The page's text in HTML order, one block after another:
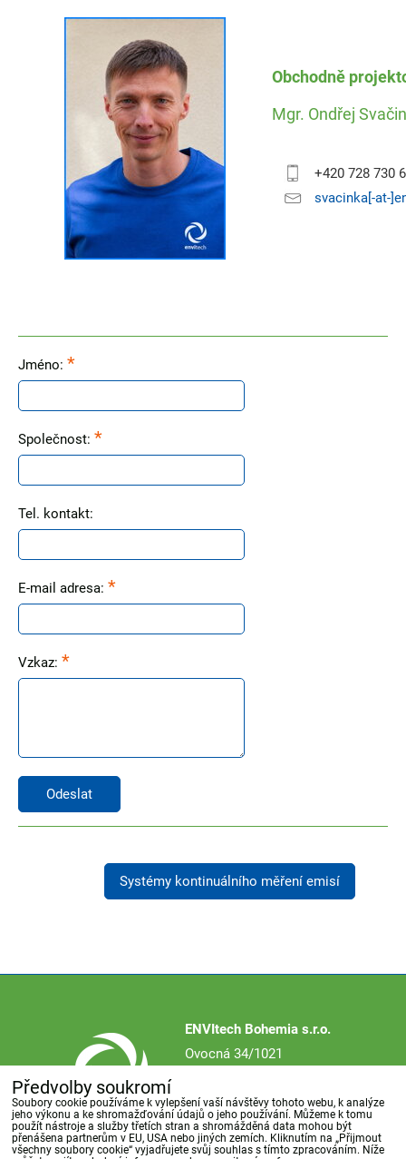
Obchodně
Mgr. Ondřej
+420 728 730
svacinka[-at-
Jméno: *
Společnost: *
Tel. kontakt:
E-mail adresa: *
Vzkaz: *
Odeslat
Systémy kontinuálního měření emisí
ENVItech Bohemia s.r.o.
Ovocná 34/1021
Česká republika
Předvolby soukromí
Soubory cookie používáme k vylepšení vaší návštěvy tohoto webu, k analýze
jeho výkonu a ke shromažďování údajů o jeho používání. Můžeme k tomu
použít nástroje a služby třetích stran a shromážděná data mohou být
přenášena partnerům v EU, USA nebo jiných zemích. Kliknutím na „Přijmout
všechny soubory cookie“ vyjadřujete svůj souhlas s tímto zpracováním. Níže